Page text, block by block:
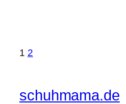
1 2
schuhmama.de